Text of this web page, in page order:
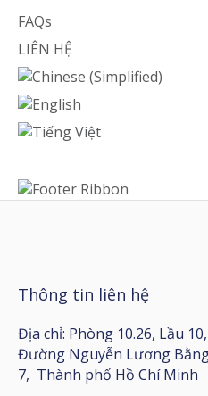
FAQs
LIÊN HỆ
Thông tin liên hệ
Địa chỉ: Phòng 10.26, Lầu
Đường Nguyễn Lương
7, Thành phố Hồ Chí Minh